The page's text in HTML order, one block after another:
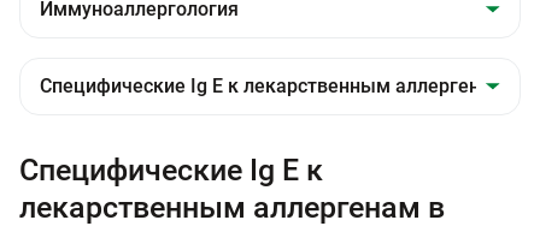
Специфические Ig E к
лекарственным аллергенам в